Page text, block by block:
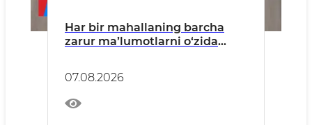
Har bir mahallaning barcha
zarur ma’lumotlarni o‘zida
07.08.2026